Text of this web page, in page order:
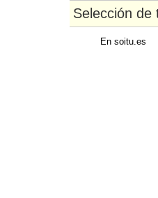
Selección de
En soitu.es